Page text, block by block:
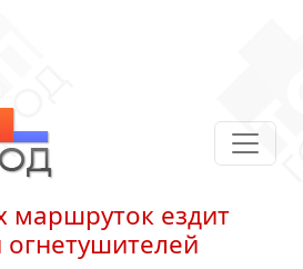
маршруток ездит
огнетушителей